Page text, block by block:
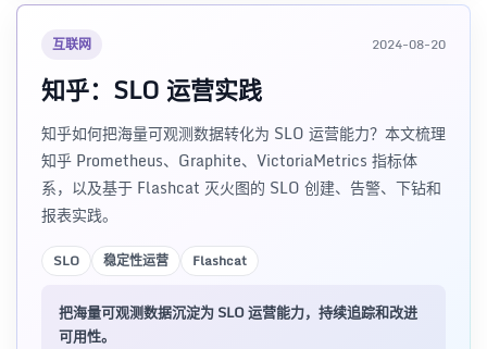
互联网 2024-08-20
知乎：SLO 运营实践
知乎如何把海量可观测数据转化为 SLO 运营能力？本文梳理
知乎 Prometheus、Graphite、VictoriaMetrics 指标体
系，以及基于 Flashcat 灭火图的 SLO 创建、告警、下钻和
报表实践。
SLO 稳定性运营 Flashcat
把海量可观测数据沉淀为 SLO 运营能力，持续追踪和改进
可用性。